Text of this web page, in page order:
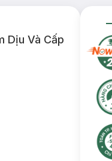
Dịu Và Cấp